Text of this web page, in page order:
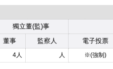
獨立董(監)事
董事
監察人 電子投票
4人 人 ※(強制)